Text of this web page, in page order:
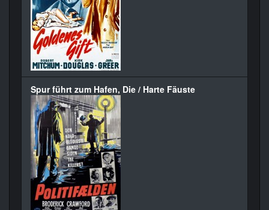
Spur führt zum Hafen, Die / Harte Fäuste